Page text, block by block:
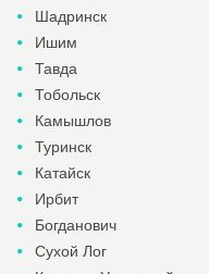
Шадринск
Ишим
Тавда
Тобольск
Камышлов
Туринск
Катайск
Ирбит
Богданович
Сухой Лог